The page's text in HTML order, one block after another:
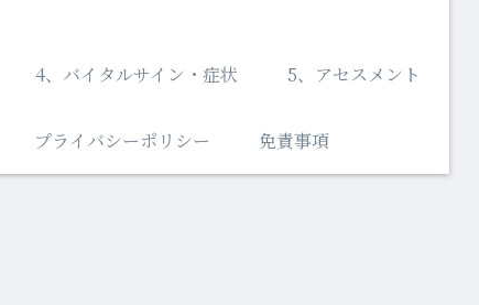
4、バイタルサイン・症状 5、アセスメント
プライバシーポリシー 免責事項